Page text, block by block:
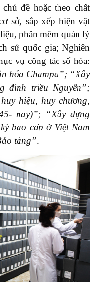
đề hoặc theo chất
sở, sắp xếp hiện vật
phần mềm quản lý
sử quốc gia; Nghiên
vụ công tác số hóa:
hóa Champa”; “Xây
đình triều Nguyễn”;
hiệu, huy chương,
nay)”; “Xây dựng
bao cấp ở Việt Nam
tàng”.